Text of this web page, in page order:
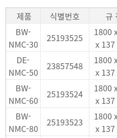
제품 식별번호 규
BW-
NMC-30
25193525
1800
x
DE-
NMC-50
23857548
1800
x
BW-
NMC-60
25193524
1800
x
BW-
NMC-80
25193523
1800
x